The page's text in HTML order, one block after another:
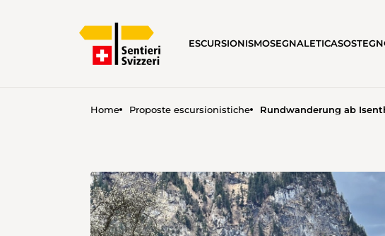
ESCURSIONISMOSEGNALETICA
Home Proposte escursionistiche Rundwanderung ab